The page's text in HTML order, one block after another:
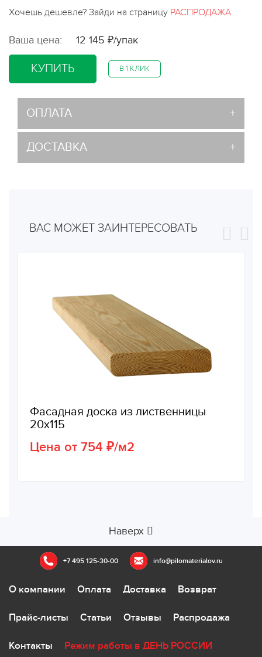
Хочешь дешевле? Зайди на страницу РАСПРОДАЖА
Ваша цена: 12 145 ₽/упак
КУПИТЬ В 1 КЛИК
ОПЛАТА
ДОСТАВКА
ВАС МОЖЕТ ЗАИНТЕРЕСОВАТЬ
Фасадная доска из лиственницы
20х115
Цена от 754 ₽/м2
Наверх
+7 495 125-30-00 info@pilomaterialov.ru
О компании Оплата Доставка Возврат
Прайс-листы Статьи Отзывы Распродажа
Контакты Режим работы в ДЕНЬ РОССИИ